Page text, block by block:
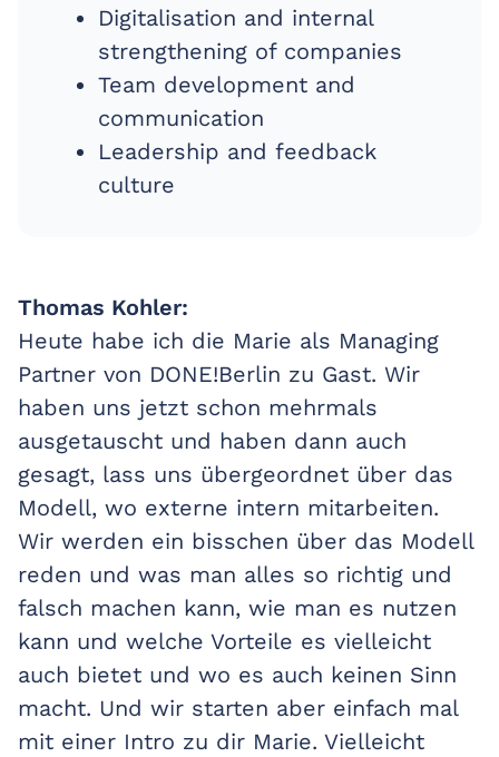
Digitalisation and internal
strengthening of companies
Team development and
communication
Leadership and feedback
culture
Thomas Kohler:
Heute habe ich die Marie als Managing
Partner von DONE!Berlin zu Gast. Wir
haben uns jetzt schon mehrmals
ausgetauscht und haben dann auch
gesagt, lass uns übergeordnet über das
Modell, wo externe intern mitarbeiten.
Wir werden ein bisschen über das Modell
reden und was man alles so richtig und
falsch machen kann, wie man es nutzen
kann und welche Vorteile es vielleicht
auch bietet und wo es auch keinen Sinn
macht. Und wir starten aber einfach mal
mit einer Intro zu dir Marie. Vielleicht